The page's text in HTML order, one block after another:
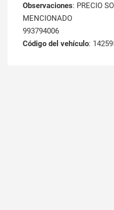
Observaciones: PRECIO
MENCIONADO
993794006
Código del vehículo: